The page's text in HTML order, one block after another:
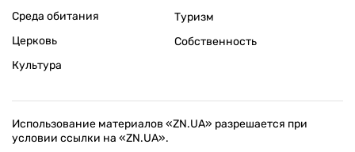
Среда обитания
Церковь
Культура
Туризм
Собственность
Использование материалов «ZN.UA» разрешается при
условии ссылки на «ZN.UA».